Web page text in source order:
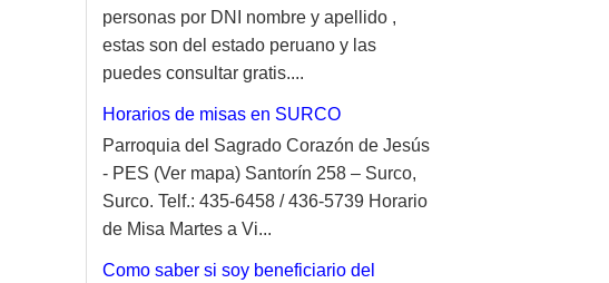
personas por DNI nombre y apellido ,
estas son del estado peruano y las
puedes consultar gratis....
Horarios de misas en SURCO
Parroquia del Sagrado Corazón de Jesús
- PES (Ver mapa) Santorín 258 – Surco,
Surco. Telf.: 435-6458 / 436-5739 Horario
de Misa Martes a Vi...
Como saber si soy beneficiario del